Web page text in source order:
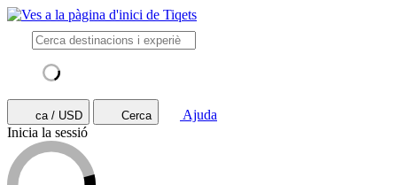
ca / USD Cerca
Ajuda
Inicia la sessió